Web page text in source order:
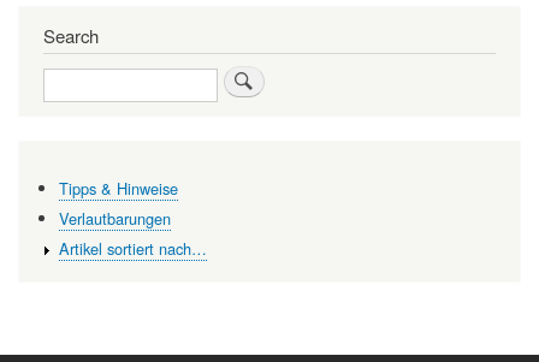
Search
Search
Tipps & Hinweise
Verlautbarungen
Artikel sortiert nach…